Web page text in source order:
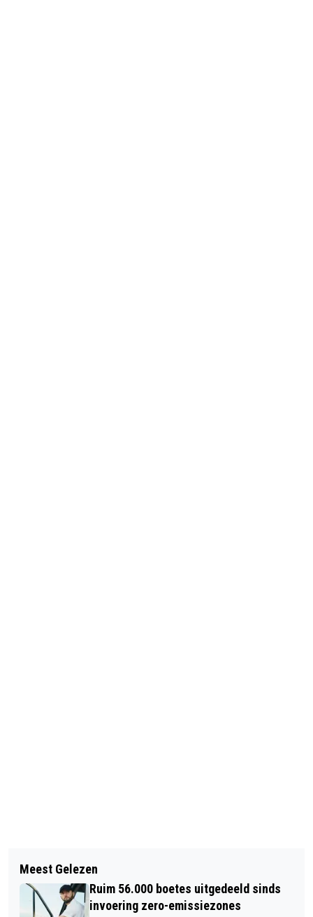
STUDEREN OP Z'N ZWEEDS: BEPAAL
ZELF JE TEMPO
'CHINESE REGERING WIL ROKEN GAAN
ONTMOEDIGEN'
Meest Gelezen
Ruim 56.000 boetes uitgedeeld sinds
invoering zero-emissiezones